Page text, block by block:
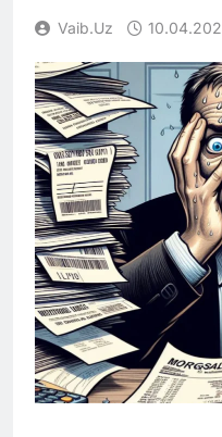
Vaib.uz